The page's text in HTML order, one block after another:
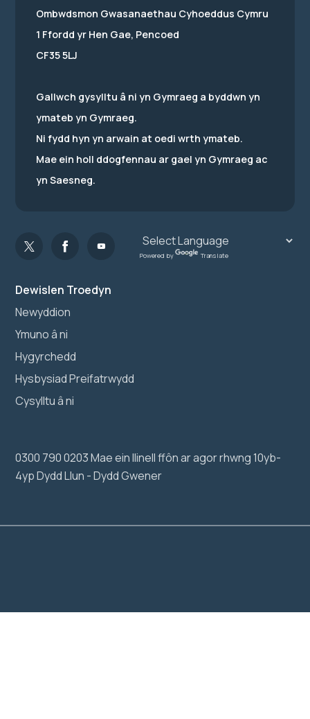
Dewislen Troedyn
Newyddion
Ymuno â ni
Hygyrchedd
Hysbysiad Preifatrwydd
Cysylltu â ni
0300 790 0203 Mae ein llinell ffôn ar agor rhwng 10yb-
4yp Dydd Llun - Dydd Gwener
Ombwdsmon Gwasanaethau Cyhoeddus Cymru
1 Ffordd yr Hen Gae, Pencoed
CF35 5LJ
Gallwch gysylltu â ni yn Gymraeg a byddwn yn
ymateb yn Gymraeg.
Ni fydd hyn yn arwain at oedi wrth ymateb.
Mae ein holl ddogfennau ar gael yn Gymraeg ac
yn Saesneg.
Powered by Translate